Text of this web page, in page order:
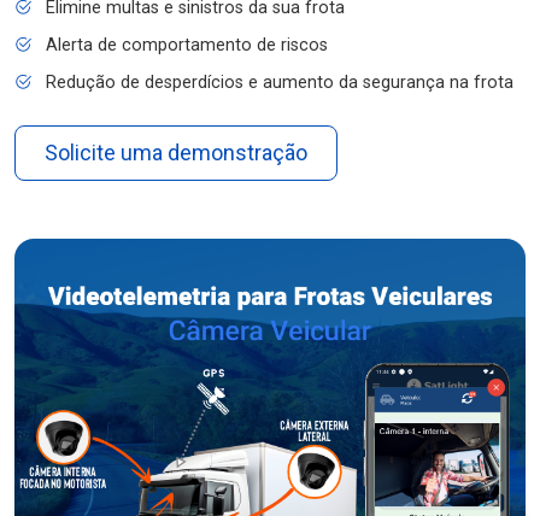
Elimine multas e sinistros da sua frota
Alerta de comportamento de riscos
Redução de desperdícios e aumento da segurança na frota
Solicite uma demonstração